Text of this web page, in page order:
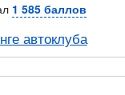
1 585 баллов
автоклуба